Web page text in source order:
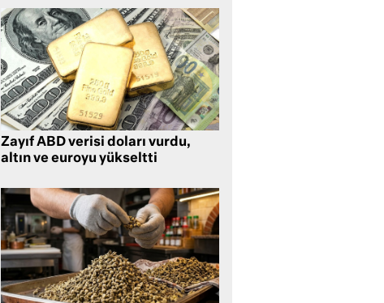
Zayıf ABD verisi doları vurdu,
altın ve euroyu yükseltti